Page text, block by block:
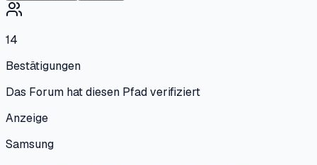
14
Bestätigungen
Das Forum hat diesen Pfad verifiziert
Anzeige
Samsung